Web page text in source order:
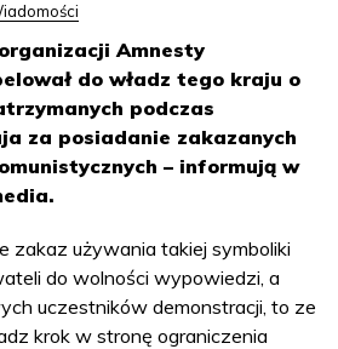
Amnesty
do władz tego kraju o
podczas
za posiadanie zakazanych
– informują w
zakaz używania takiej symboliki
do wolności wypowiedzi, a
uczestników demonstracji, to ze
krok w stronę ograniczenia